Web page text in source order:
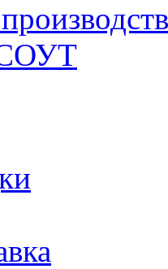
СОУТ